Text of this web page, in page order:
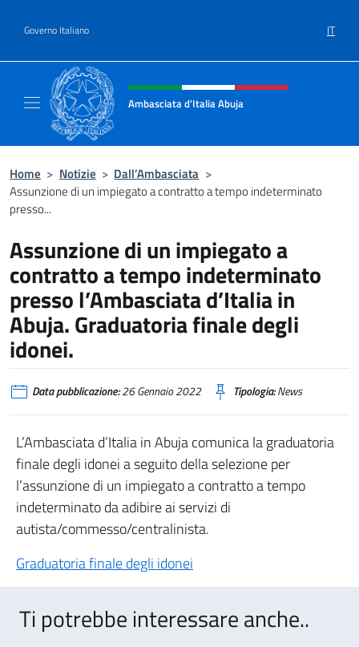
Governo Italiano IT
Intestazione sito, social e menù
Ambasciata d'Italia Abuja
Home > Notizie > Dall’Ambasciata >
Assunzione di un impiegato a contratto a tempo indeterminato
presso...
Assunzione di un impiegato a
contratto a tempo indeterminato
presso l’Ambasciata d’Italia in
Abuja. Graduatoria finale degli
idonei.
Data pubblicazione:26 Gennaio 2022 Tipologia:News
L’Ambasciata d’Italia in Abuja comunica la graduatoria
finale degli idonei a seguito della selezione per
l’assunzione di un impiegato a contratto a tempo
indeterminato da adibire ai servizi di
autista/commesso/centralinista.
Graduatoria finale degli idonei
Ti potrebbe interessare anche..